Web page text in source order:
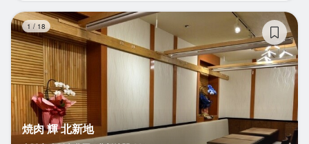
1 / 18
焼肉 輝 北新地